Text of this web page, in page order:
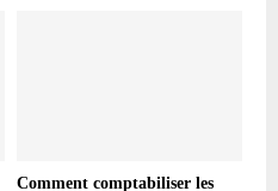
Comment comptabiliser les